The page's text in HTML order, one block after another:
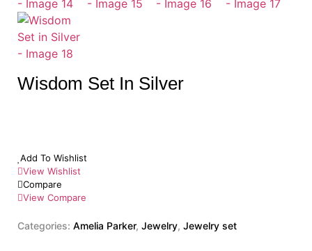
Wisdom Set In Silver
Add To Wishlist
View Wishlist
Compare
View Compare
Categories: Amelia Parker, Jewelry, Jewelry set